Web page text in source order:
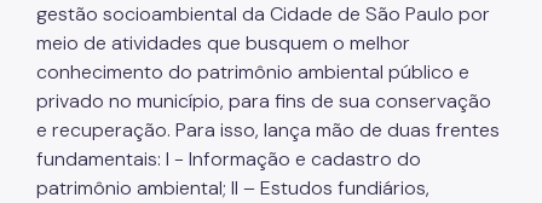
Resíduos Sólidos
Legislação
Biblioteca
Ouvidoria Geral
gestão socioambiental da Cidade de São Paulo por
meio de atividades que busquem o melhor
conhecimento do patrimônio ambiental público e
privado no município, para fins de sua conservação
e recuperação. Para isso, lança mão de duas frentes
fundamentais: I - Informação e cadastro do
patrimônio ambiental; II – Estudos fundiários,